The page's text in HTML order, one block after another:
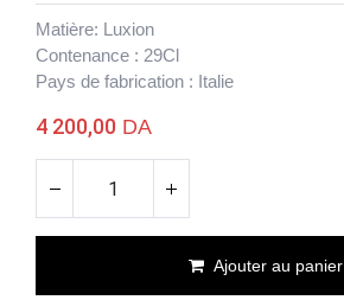
Matière: Luxion
Contenance : 29Cl
Pays de fabrication : Italie
4 200,00 DA
Ajouter au panier